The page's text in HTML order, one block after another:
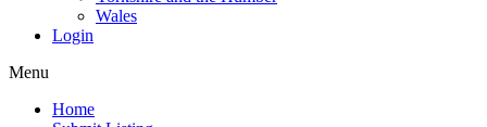
Wales
Login
Menu
Home